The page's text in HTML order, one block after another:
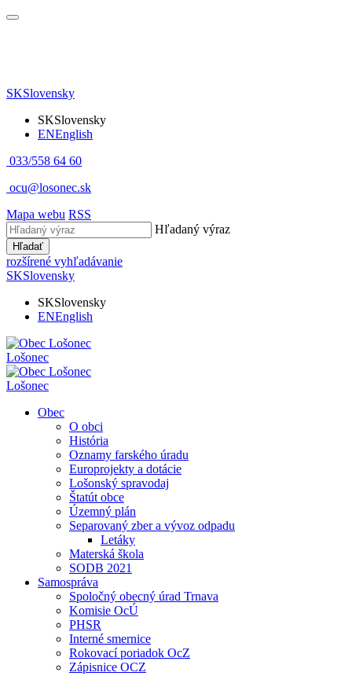
SKSlovensky
SKSlovensky
ENEnglish
033/558 64 60
ocu@losonec.sk
Mapa webu RSS
Hľadaný výraz
Hľadať
rozšírené vyhľadávanie
SKSlovensky
SKSlovensky
ENEnglish
Lošonec
Lošonec
Obec
O obci
História
Oznamy farského úradu
Europrojekty a dotácie
Lošonský spravodaj
Štatút obce
Územný plán
Separovaný zber a vývoz odpadu
Letáky
Materská škola
SODB 2021
Samospráva
Spoločný obecný úrad Trnava
Komisie OcÚ
PHSR
Interné smernice
Rokovací poriadok OcZ
Zápisnice OCZ